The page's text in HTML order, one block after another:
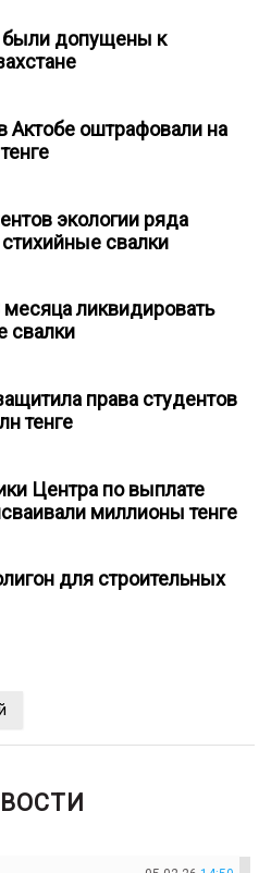
допущены к
Актобе оштрафовали на
экологии ряда
свалки
ликвидировать
свалки
права студентов
тенге
Центра по выплате
миллионы тенге
для строительных